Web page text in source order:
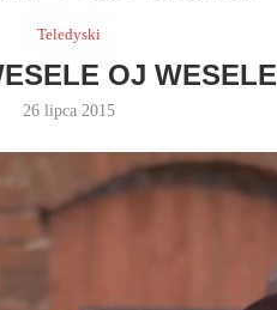
Teledyski
OJ WESELE
26 lipca 2015